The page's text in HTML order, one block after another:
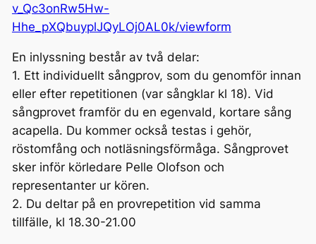
v_Qc3onRw5Hw-
Hhe_pXQbuyplJQyLOj0AL0k/viewform
En inlyssning består av två delar:
1. Ett individuellt sångprov, som du genomför innan
eller efter repetitionen (var sångklar kl 18). Vid
sångprovet framför du en egenvald, kortare sång
acapella. Du kommer också testas i gehör,
röstomfång och notläsningsförmåga. Sångprovet
sker inför körledare Pelle Olofson och
representanter ur kören.
2. Du deltar på en provrepetition vid samma
tillfälle, kl 18.30-21.00